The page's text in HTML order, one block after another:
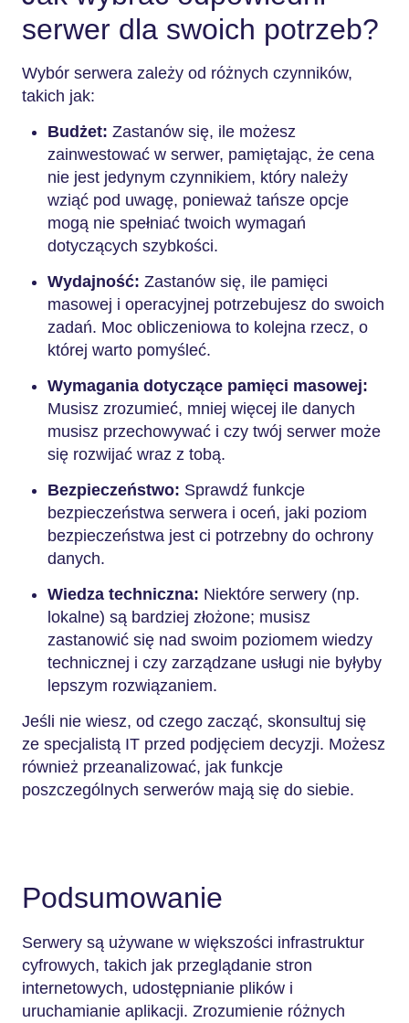
serwer dla swoich potrzeb?
Wybór serwera zależy od różnych czynników,
takich jak:
Budżet: Zastanów się, ile możesz
zainwestować w serwer, pamiętając, że cena
nie jest jedynym czynnikiem, który należy
wziąć pod uwagę, ponieważ tańsze opcje
mogą nie spełniać twoich wymagań
dotyczących szybkości.
Wydajność: Zastanów się, ile pamięci
masowej i operacyjnej potrzebujesz do swoich
zadań. Moc obliczeniowa to kolejna rzecz, o
której warto pomyśleć.
Wymagania dotyczące pamięci masowej:
Musisz zrozumieć, mniej więcej ile danych
musisz przechowywać i czy twój serwer może
się rozwijać wraz z tobą.
Bezpieczeństwo: Sprawdź funkcje
bezpieczeństwa serwera i oceń, jaki poziom
bezpieczeństwa jest ci potrzebny do ochrony
danych.
Wiedza techniczna: Niektóre serwery (np.
lokalne) są bardziej złożone; musisz
zastanowić się nad swoim poziomem wiedzy
technicznej i czy zarządzane usługi nie byłyby
lepszym rozwiązaniem.
Jeśli nie wiesz, od czego zacząć, skonsultuj się
ze specjalistą IT przed podjęciem decyzji. Możesz
również przeanalizować, jak funkcje
poszczególnych serwerów mają się do siebie.
Podsumowanie
Serwery są używane w większości infrastruktur
cyfrowych, takich jak przeglądanie stron
internetowych, udostępnianie plików i
uruchamianie aplikacji. Zrozumienie różnych